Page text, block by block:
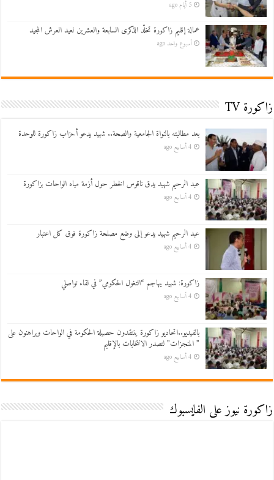
5 أيام ago
عمالة إقليم زاكورة تخلّد الذكرى السابعة والعشرين لعيد العرش المجيد
أسبوع واحد ago
زاكورة TV
بعد مطالبته بالنواة الجامعية والصحة.. شهيد يدعو أحزاب زاكورة للوحدة
4 أسابيع ago
عبد الرحيم شهيد يدق ناقوس الخطر حول أزمة مياه الواحات بزاكورة
4 أسابيع ago
عبد الرحيم شهيد يدعو إلى وضع مصلحة زاكورة فوق كل اعتبار
4 أسابيع ago
زاكورة: شهيد يهاجم “التغول الحكومي” في لقاء تواصلي
4 أسابيع ago
بالفيديو..اتحاديو زاكورة ينتقدون حصيلة الحكومة في الواحات ويراهنون على
” المنجزات” لتصدر الانتخابات بالإقليم
4 أسابيع ago
زاكورة نيوز على الفايسبوك